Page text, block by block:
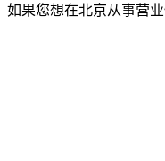
果您想在北京从事营